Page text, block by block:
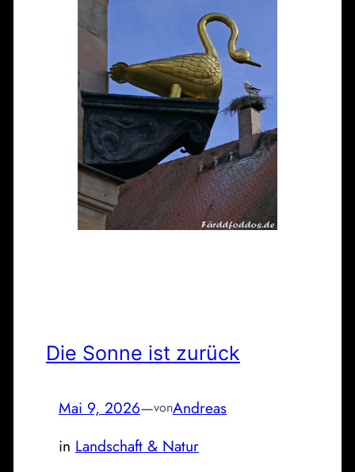
Die Sonne ist zurück
Mai 9, 2026—vonAndreas
in Landschaft & Natur